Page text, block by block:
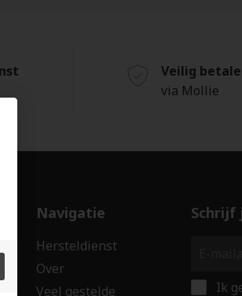
Veilig
via Mollie
Navigatie
Hersteldienst
Over
Veel gestelde
Schrijf
Ik